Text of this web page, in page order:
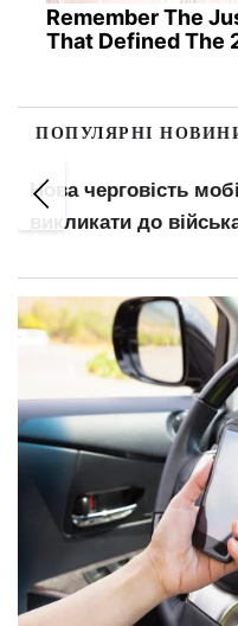
Remember The
That Defined The
ПОПУЛЯРНІ
Нова черговість
викликати до